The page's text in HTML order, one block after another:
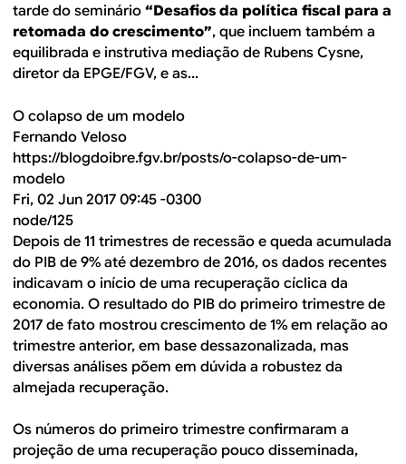
tarde do seminário “Desafios da política fiscal para a
retomada do crescimento”, que incluem também a
equilibrada e instrutiva mediação de Rubens Cysne,
diretor da EPGE/FGV, e as...
O colapso de um modelo
Fernando Veloso
https://blogdoibre.fgv.br/posts/o-colapso-de-um-
modelo
Fri, 02 Jun 2017 09:45 -0300
node/125
Depois de 11 trimestres de recessão e queda acumulada
do PIB de 9% até dezembro de 2016, os dados recentes
indicavam o início de uma recuperação cíclica da
economia. O resultado do PIB do primeiro trimestre de
2017 de fato mostrou crescimento de 1% em relação ao
trimestre anterior, em base dessazonalizada, mas
diversas análises põem em dúvida a robustez da
almejada recuperação.​
Os números do primeiro trimestre confirmaram a
projeção de uma recuperação pouco disseminada,